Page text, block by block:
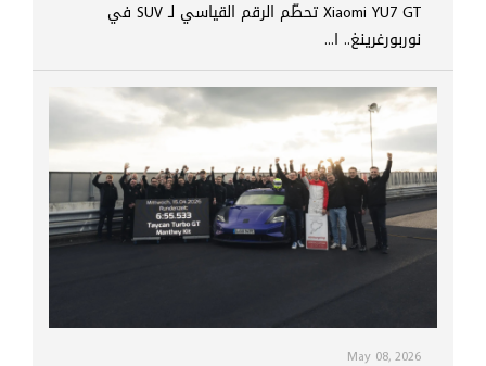
Xiaomi YU7 GT تحطّم الرقم القياسي لـ SUV في
نوربورغرينغ.. ا...
May 08, 2026